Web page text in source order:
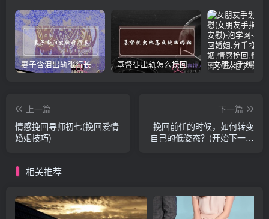
妻子含泪出轨张行长 她说全都是因为家中 基督徒出轨怎么挽回婚姻(基督徒面对出轨婚姻)
上一篇
情感挽回导师初七(挽回爱情
婚姻技巧)
下一篇
挽回前任的时候，如何转变
自己的低姿态？(开始下一段
相关推荐